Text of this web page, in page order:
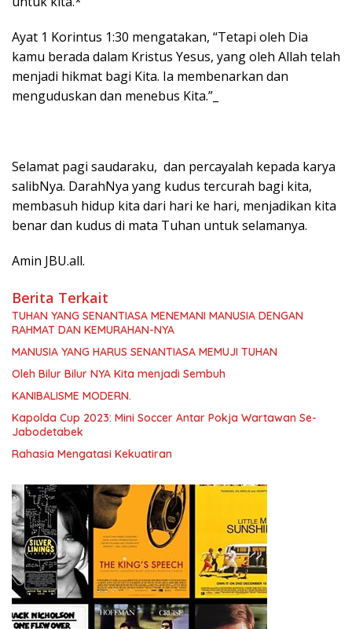
Ayat 1 Korintus 1:30 mengatakan, “Tetapi oleh Dia
kamu berada dalam Kristus Yesus, yang oleh Allah telah
menjadi hikmat bagi Kita. Ia membenarkan dan
menguduskan dan menebus Kita.”_
Selamat pagi saudaraku, dan percayalah kepada karya
salibNya. DarahNya yang kudus tercurah bagi kita,
membasuh hidup kita dari hari ke hari, menjadikan kita
benar dan kudus di mata Tuhan untuk selamanya.
Amin JBU.all.
Berita Terkait
TUHAN YANG SENANTIASA MENEMANI MANUSIA DENGAN
RAHMAT DAN KEMURAHAN-NYA
MANUSIA YANG HARUS SENANTIASA MEMUJI TUHAN
Oleh Bilur Bilur NYA Kita menjadi Sembuh
KANIBALISME MODERN.
Kapolda Cup 2023: Mini Soccer Antar Pokja Wartawan Se-
Jabodetabek
Rahasia Mengatasi Kekuatiran